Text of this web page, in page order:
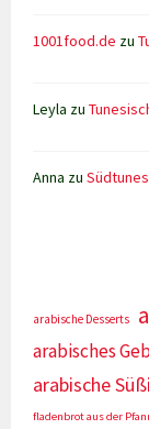
1001food.de zu
Leyla zu
Anna zu
arabische Desserts
arabisches
arabische
fladenbrot aus der